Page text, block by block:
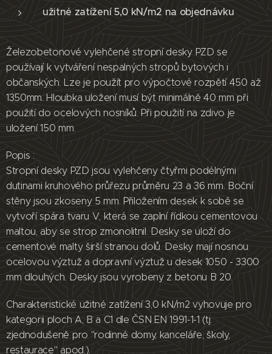
užitné zatížení 5,0 kN/m2 na objednávku
Železobetonové vylehčené stropní desky PZD se
používají k vytváření nespalných stropů bytových i
občanských. Lze je použít pro výpočtové rozpětí 450 až
1350mm. Hloubka uložení musí být minimálně 40 mm při
použití do ocelových nosníků. Při použití na zdivo je
uložení 150 mm.
Popis :
Stropní desky PZD jsou vylehčeny čtyřmi podélnými
dutinami kruhového průřezu průměru 23 a 36 mm. Boční
stěny jsou zkoseny 5 mm. Přiložením desek k sobě se
vytvoří spára tvaru V, která se zaplní řídkou cementovou
maltou, aby se strop zmonolitnil. Desky se uloží do
cementové malty širší stranou dolů. Desky mají nosnou
ocelovou výztuž a dopravní výztuž u desek 1050 - 3300
mm dlouhých. Desky jsou vyrobeny z betonu B 20.
Charakteristické užitné zatížení 3,0 kN/m2 vyhovuje pro
kategorii ploch A, B a C1 dle ČSN EN 1991-1-1 (tj.
zjednodušeně pro "rodinné domy, kanceláře, školy,
restaurace" apod.).